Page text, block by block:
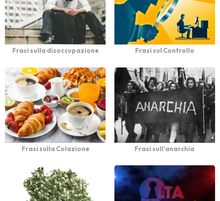
Frasi sulla disoccupazione Frasi sul Controllo
Frasi sulla Colazione Frasi sull’anarchia